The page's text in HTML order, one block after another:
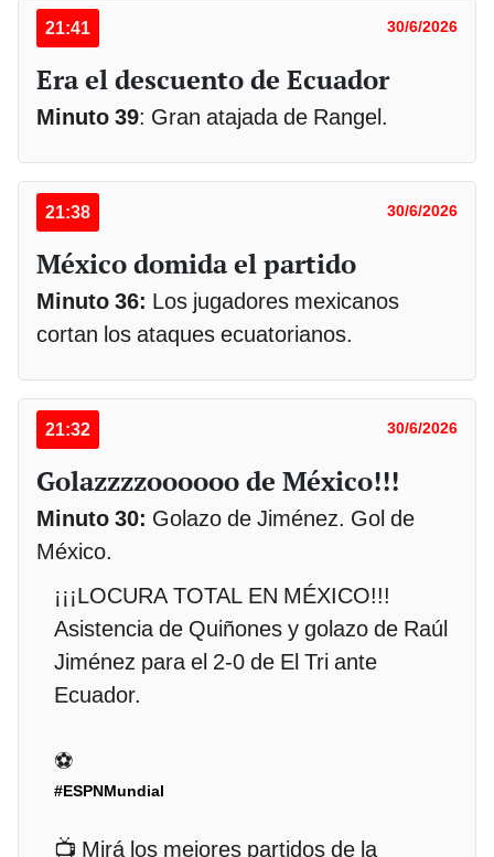
21:41 30/6/2026
Era el descuento de Ecuador
Minuto 39: Gran atajada de Rangel.
21:38 30/6/2026
México domida el partido
Minuto 36: Los jugadores mexicanos
cortan los ataques ecuatorianos.
21:32 30/6/2026
Golazzzzoooooo de México!!!
Minuto 30: Golazo de Jiménez. Gol de
México.
¡¡¡LOCURA TOTAL EN MÉXICO!!!
Asistencia de Quiñones y golazo de Raúl
Jiménez para el 2-0 de El Tri ante
Ecuador.
⚽
#ESPNMundial
📺 Mirá los mejores partidos de la